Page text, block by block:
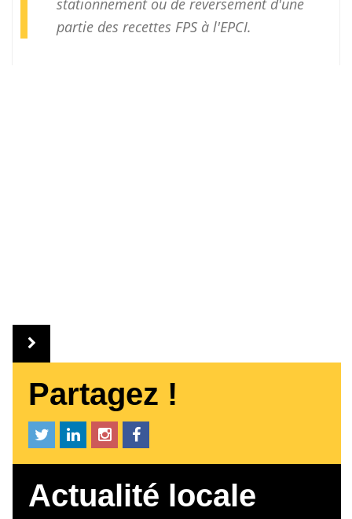
stationnement ou de reversement d'une
partie des recettes FPS à l'EPCI.
Partagez !
Actualité locale